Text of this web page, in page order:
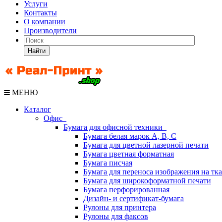
Услуги
Контакты
О компании
Производители
Найти
МЕНЮ
Каталог
Офис
Бумага для офисной техники
Бумага белая марок А, В, С
Бумага для цветной лазерной печати
Бумага цветная форматная
Бумага писчая
Бумага для переноса изображения на
Бумага для широкоформатной печати
Бумага перфорированная
Дизайн- и сертификат-бумага
Рулоны для принтера
Рулоны для факсов